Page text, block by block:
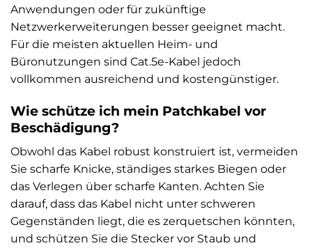
Anwendungen oder für zukünftige
Netzwerkerweiterungen besser geeignet macht.
Für die meisten aktuellen Heim- und
Büronutzungen sind Cat.5e-Kabel jedoch
vollkommen ausreichend und kostengünstiger.
Wie schütze ich mein Patchkabel vor
Beschädigung?
Obwohl das Kabel robust konstruiert ist, vermeiden
Sie scharfe Knicke, ständiges starkes Biegen oder
das Verlegen über scharfe Kanten. Achten Sie
darauf, dass das Kabel nicht unter schweren
Gegenständen liegt, die es zerquetschen könnten,
und schützen Sie die Stecker vor Staub und